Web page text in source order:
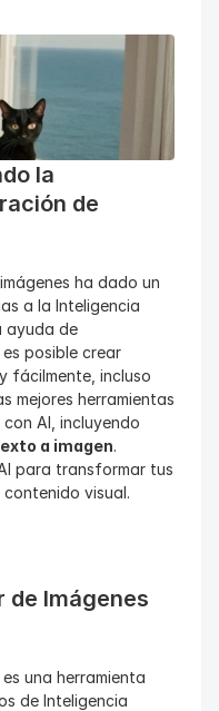
la
de
ha dado un
a la Inteligencia
, es posible crear
fácilmente, incluso
mejores herramientas
AI, incluyendo
a imagen.
para transformar tus
visual.
de Imágenes
es una herramienta
de Inteligencia